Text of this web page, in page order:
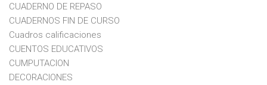
CUADERNO DE REPASO
CUADERNOS FIN DE CURSO
Cuadros calificaciones
CUENTOS EDUCATIVOS
CUMPUTACION
DECORACIONES